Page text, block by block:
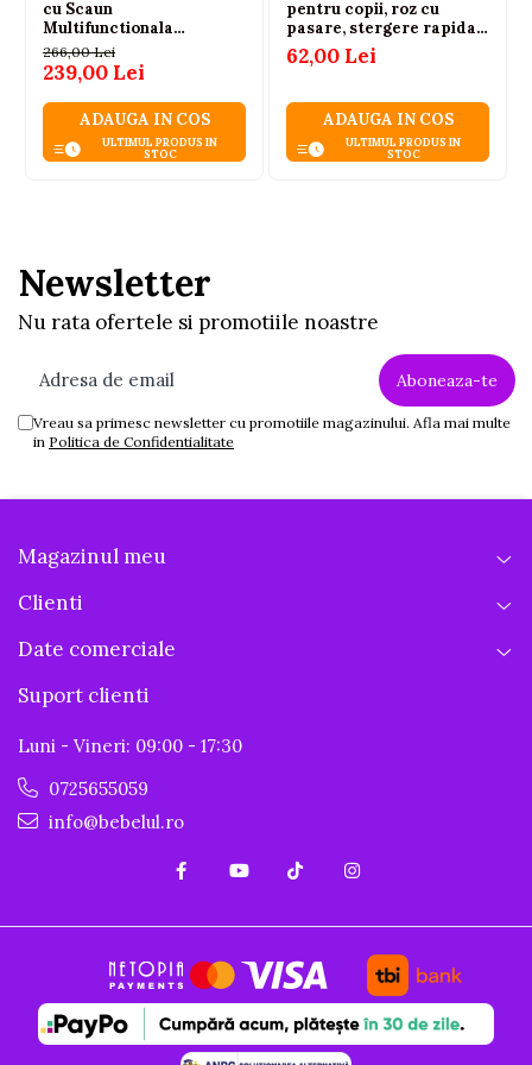
cu Scaun
Multifunctionala
Accesorii Albastru
266,00 Lei
239,00 Lei
ADAUGA IN COS
ULTIMUL PRODUS IN
STOC
pentru copii, roz cu
pasare, stergere rapida
prin buton, reutilizabila
(3+ ani)
62,00 Lei
ADAUGA IN COS
ULTIMUL PRODUS IN
STOC
Newsletter
Nu rata ofertele si promotiile noastre
Vreau sa primesc newsletter cu promotiile magazinului. Afla mai multe
in Politica de Confidentialitate
Magazinul meu
Clienti
Date comerciale
Suport clienti
Luni - Vineri: 09:00 - 17:30
0725655059
info@bebelul.ro